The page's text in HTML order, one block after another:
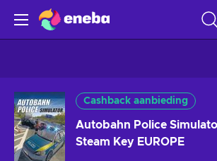
Cashback aanbieding
Autobahn Police
Steam Key EUROPE